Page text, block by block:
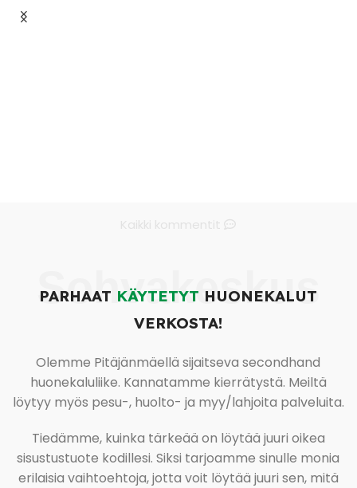
Sohvakeskus
PARHAAT KÄYTETYT HUONEKALUT
VERKOSTA!
Olemme Pitäjänmäellä sijaitseva secondhand
huonekaluliike. Kannatamme kierrätystä. Meiltä
löytyy myös pesu-, huolto- ja myy/lahjoita palveluita.
Tiedämme, kuinka tärkeää on löytää juuri oikea
sisustustuote kodillesi. Siksi tarjoamme sinulle monia
erilaisia vaihtoehtoja, jotta voit löytää juuri sen, mitä